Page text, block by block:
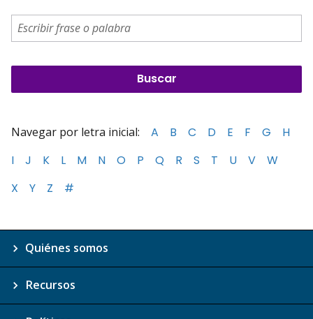
Navegar por letra inicial: A B C D E F G
H
I
J K L M N O P Q R S T U V
W
X
Y Z #
Quiénes somos
Recursos